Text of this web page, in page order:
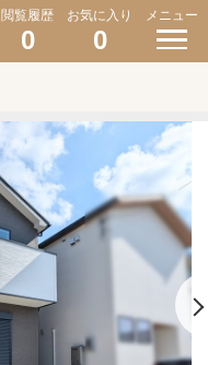
閲覧履歴
0
お気に入り
0
メニュー